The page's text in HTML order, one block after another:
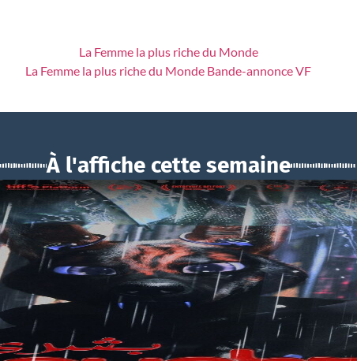
La Femme la plus riche du Monde
La Femme la plus riche du Monde Bande-annonce VF
À l'affiche cette semaine
BOUCHRA